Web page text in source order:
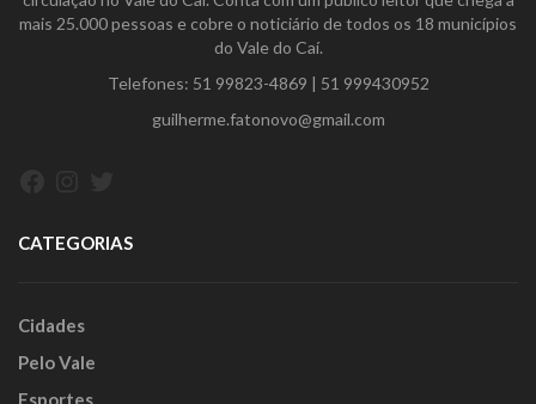
mais 25.000 pessoas e cobre o noticiário de todos os 18 municípios
do Vale do Caí.
Telefones: 51 99823-4869 | 51 999430952
guilherme.fatonovo@gmail.com
CATEGORIAS
Cidades
Pelo Vale
Esportes